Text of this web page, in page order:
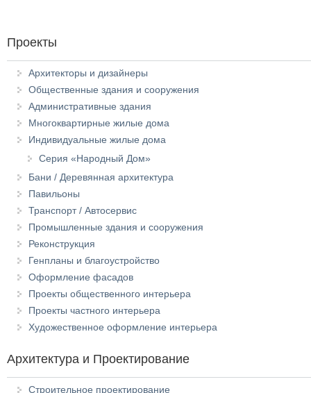
Проекты
Архитекторы и дизайнеры
Общественные здания и сооружения
Административные здания
Многоквартирные жилые дома
Индивидуальные жилые дома
Серия «Народный Дом»
Бани / Деревянная архитектура
Павильоны
Транспорт / Автосервис
Промышленные здания и сооружения
Реконструкция
Генпланы и благоустройство
Оформление фасадов
Проекты общественного интерьера
Проекты частного интерьера
Художественное оформление интерьера
Архитектура и Проектирование
Строительное проектирование